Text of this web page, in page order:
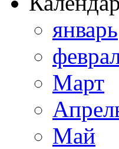
январь
Март
Май